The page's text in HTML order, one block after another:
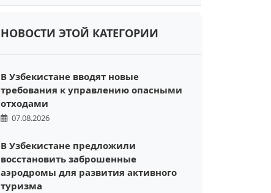
НОВОСТИ ЭТОЙ КАТЕГОРИИ
В Узбекистане вводят новые
требования к управлению опасными
отходами
07.08.2026
В Узбекистане предложили
восстановить заброшенные
аэродромы для развития активного
туризма